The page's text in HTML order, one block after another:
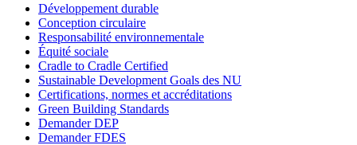
Développement durable
Conception circulaire
Responsabilité environnementale
Équité sociale
Cradle to Cradle Certified
Sustainable Development Goals des NU
Certifications, normes et accréditations
Green Building Standards
Demander DEP
Demander FDES